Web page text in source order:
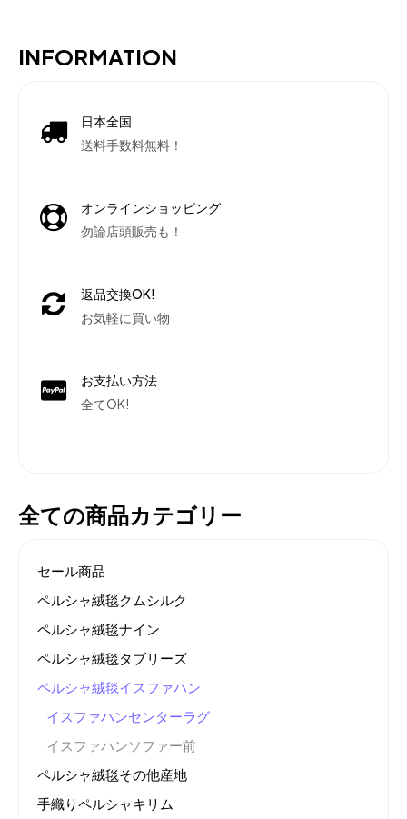
INFORMATION
日本全国
送料手数料無料！
オンラインショッピング
勿論店頭販売も！
返品交換OK!
お気軽に買い物
お支払い方法
全てOK!
全ての商品カテゴリー
セール商品
ペルシャ絨毯クムシルク
ペルシャ絨毯ナイン
ペルシャ絨毯タブリーズ
ペルシャ絨毯イスファハン
イスファハンセンターラグ
イスファハンソファー前
ペルシャ絨毯その他産地
手織りペルシャキリム